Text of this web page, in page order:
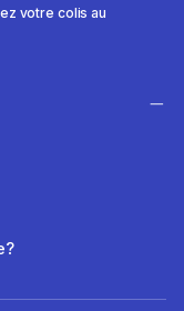
votre colis au